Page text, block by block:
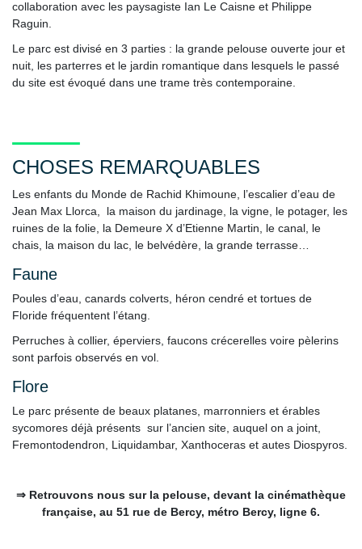
collaboration avec les paysagiste Ian Le Caisne et Philippe
Raguin.
Le parc est divisé en 3 parties : la grande pelouse ouverte jour et
nuit, les parterres et le jardin romantique dans lesquels le passé
du site est évoqué dans une trame très contemporaine.
CHOSES REMARQUABLES
Les enfants du Monde de Rachid Khimoune, l’escalier d’eau de
Jean Max Llorca, la maison du jardinage, la vigne, le potager, les
ruines de la folie, la Demeure X d’Etienne Martin, le canal, le
chais, la maison du lac, le belvédère, la grande terrasse…
Faune
Poules d’eau, canards colverts, héron cendré et tortues de
Floride fréquentent l’étang.
Perruches à collier, éperviers, faucons crécerelles voire pèlerins
sont parfois observés en vol.
Flore
Le parc présente de beaux platanes, marronniers et érables
sycomores déjà présents sur l’ancien site, auquel on a joint,
Fremontodendron, Liquidambar, Xanthoceras et autes Diospyros.
⇒ Retrouvons nous sur la pelouse, devant la cinémathèque
française, au 51 rue de Bercy, métro Bercy, ligne 6.